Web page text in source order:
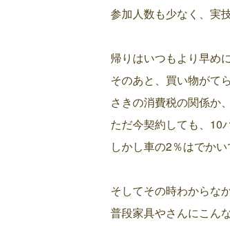
参加人数も少なく、実
帰りはいつもより早め
そのあと、買い物がて
さきの消費税の関係か
ただ今契約しても、10
しかし車の2％はでか
そしてその時わからな
普段家具やさんにこん